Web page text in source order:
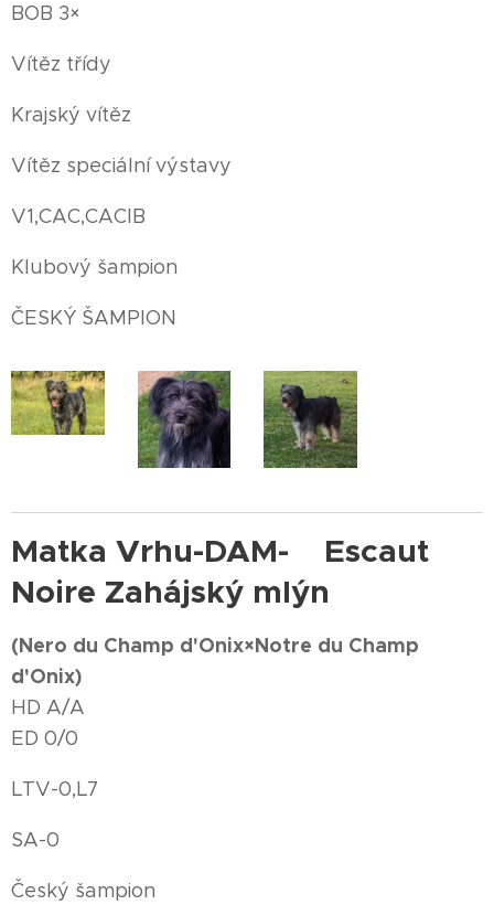
BOB 3×
Vítěz třídy
Krajský vítěz
Vítěz speciální výstavy
V1,CAC,CACIB
Klubový šampion
ČESKÝ ŠAMPION
Matka Vrhu-DAM- Escaut
Noire Zahájský mlýn
(Nero du Champ d'Onix×Notre du Champ
d'Onix)
HD A/A
ED 0/0
LTV-0,L7
SA-0
Český šampion